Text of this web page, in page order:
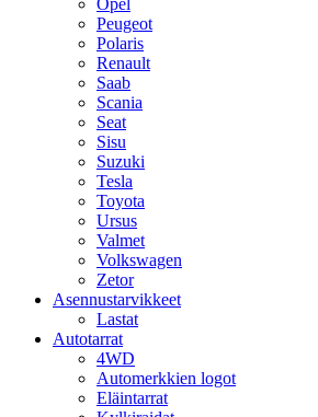
Opel
Peugeot
Polaris
Renault
Saab
Scania
Seat
Sisu
Suzuki
Tesla
Toyota
Ursus
Valmet
Volkswagen
Zetor
Asennustarvikkeet
Lastat
Autotarrat
4WD
Automerkkien logot
Eläintarrat